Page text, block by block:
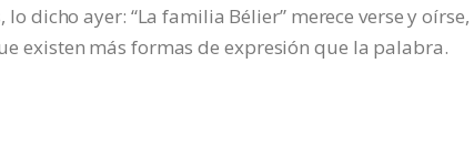
dicho ayer: “La familia Bélier” merece verse y oírse,
existen más formas de expresión que la palabra.